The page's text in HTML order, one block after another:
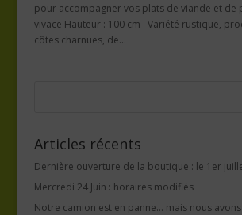
pour accompagner vos plats de viande et de
vivace Hauteur : 100 cm Variété rustique,
côtes charnues, de...
Articles récents
Dernière ouverture de la boutique : le 1er
Mercredi 24 Juin : horaires modifiés
Notre camion est en panne… mais nous